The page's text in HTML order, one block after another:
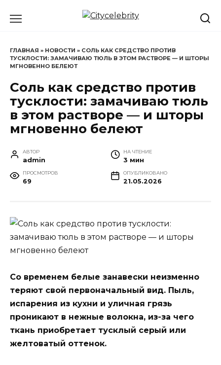
ГЛАВНАЯ » НОВОСТИ » СОЛЬ КАК СРЕДСТВО ПРОТИВ
ТУСКЛОСТИ: ЗАМАЧИВАЮ ТЮЛЬ В ЭТОМ РАСТВОРЕ — И ШТОРЫ
МГНОВЕННО БЕЛЕЮТ
Соль как средство против
тусклости: замачиваю тюль
в этом растворе — и шторы
мгновенно белеют
АВТОР
admin
НА ЧТЕНИЕ
3 мин
ПРОСМОТРОВ
69
ОПУБЛИКОВАНО
21.05.2026
Со временем белые занавески неизменно
теряют свой первоначальный вид. Пыль,
испарения из кухни и уличная грязь
проникают в нежные волокна, из-за чего
ткань приобретает тусклый серый или
желтоватый оттенок.